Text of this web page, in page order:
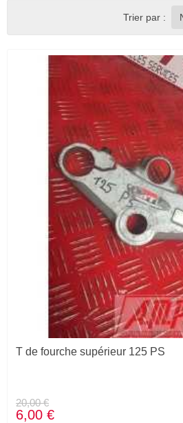
Trier par :
T de fourche supérieur 125 PS
20,00 €
6,00 €